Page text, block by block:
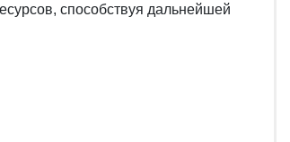
способствуя дальнейшей